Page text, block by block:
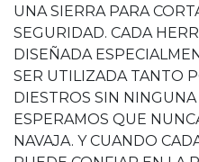
UNA SIERRA PARA
SEGURIDAD. CADA
DISEÑADA
SER UTILIZADA TANTO
DIESTROS SIN
ESPERAMOS QUE
NAVAJA. Y CUANDO